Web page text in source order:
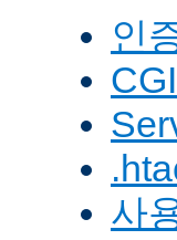
인
사